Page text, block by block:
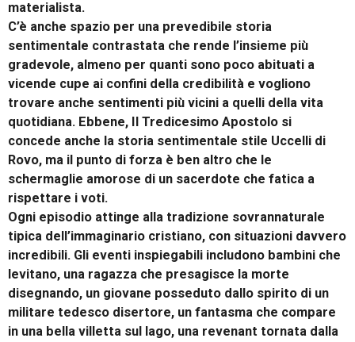
materialista.
C’è anche spazio per una prevedibile storia
sentimentale contrastata che rende l’insieme più
gradevole, almeno per quanti sono poco abituati a
vicende cupe ai confini della credibilità e vogliono
trovare anche sentimenti più vicini a quelli della vita
quotidiana. Ebbene, Il Tredicesimo Apostolo si
concede anche la storia sentimentale stile Uccelli di
Rovo, ma il punto di forza è ben altro che le
schermaglie amorose di un sacerdote che fatica a
rispettare i voti.
Ogni episodio attinge alla tradizione sovrannaturale
tipica dell’immaginario cristiano, con situazioni davvero
incredibili. Gli eventi inspiegabili includono bambini che
levitano, una ragazza che presagisce la morte
disegnando, un giovane posseduto dallo spirito di un
militare tedesco disertore, un fantasma che compare
in una bella villetta sul lago, una revenant tornata dalla